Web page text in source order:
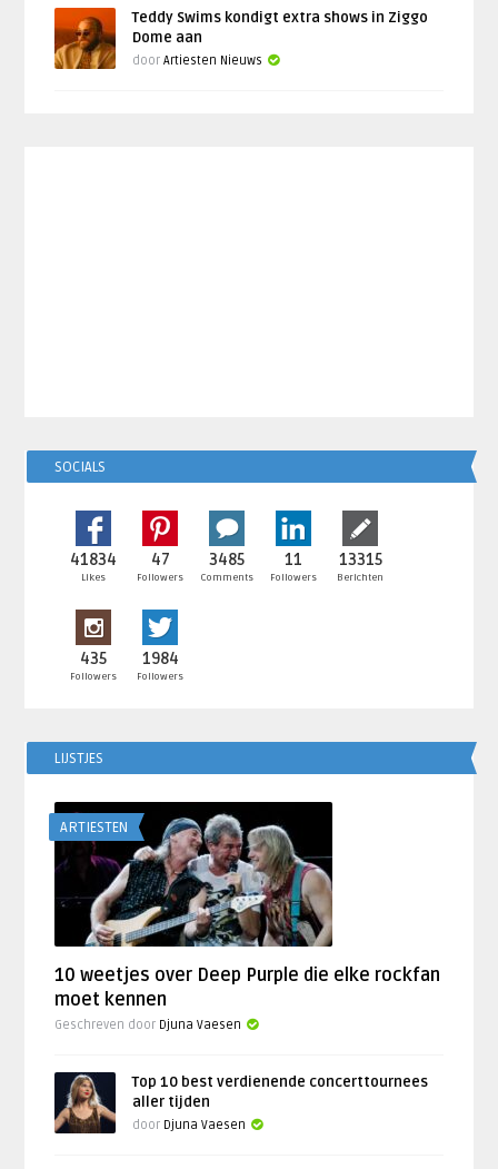
Teddy Swims kondigt extra shows in Ziggo
Dome aan
doorArtiesten Nieuws
SOCIALS
41834
Likes
47
Followers
3485
Comments
11
Followers
13315
Berichten
435
Followers
1984
Followers
LIJSTJES
ARTIESTEN
10 weetjes over Deep Purple die elke rockfan
moet kennen
Geschreven door Djuna Vaesen
Top 10 best verdienende concerttournees
aller tijden
door Djuna Vaesen